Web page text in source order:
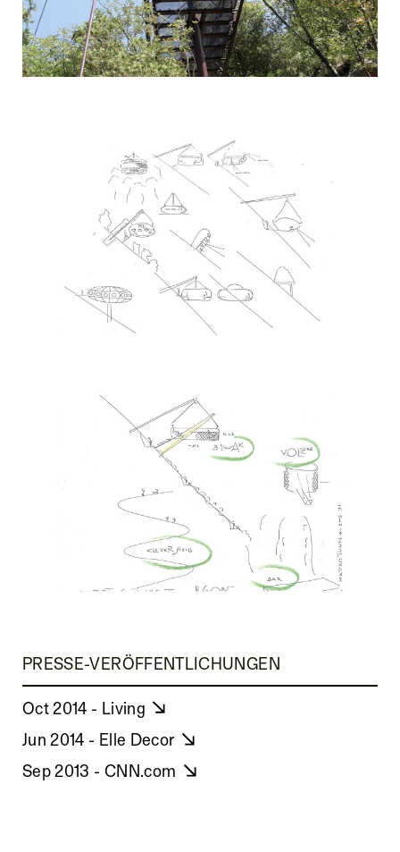
PRESSE-VERÖFFENTLICHUNGEN
Oct 2014 - Living
Jun 2014 - Elle Decor
Sep 2013 - CNN.com